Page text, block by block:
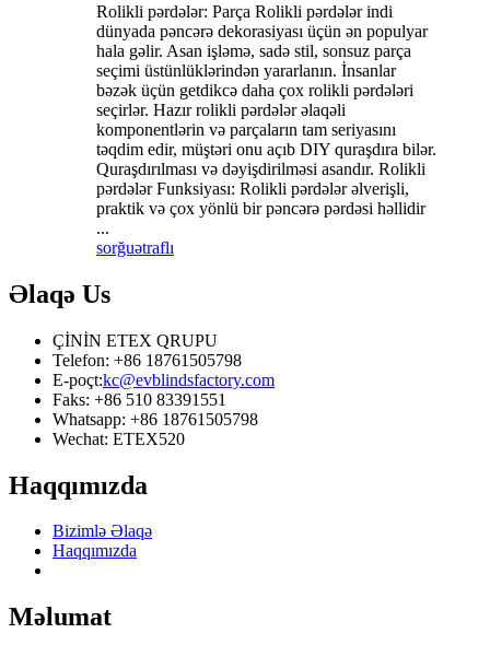
Rolikli pərdələr: Parça Rolikli pərdələr indi
dünyada pəncərə dekorasiyası üçün ən populyar
hala gəlir. Asan işləmə, sadə stil, sonsuz parça
seçimi üstünlüklərindən yararlanın. İnsanlar
bəzək üçün getdikcə daha çox rolikli pərdələri
seçirlər. Hazır rolikli pərdələr əlaqəli
komponentlərin və parçaların tam seriyasını
təqdim edir, müştəri onu açıb DIY quraşdıra bilər.
Quraşdırılması və dəyişdirilməsi asandır. Rolikli
pərdələr Funksiyası: Rolikli pərdələr əlverişli,
praktik və çox yönlü bir pəncərə pərdəsi həllidir
...
sorğuətraflı
Əlaqə Us
ÇİNİN ETEX QRUPU
Telefon: +86 18761505798
E-poçt:kc@evblindsfactory.com
Faks: +86 510 83391551
Whatsapp: +86 18761505798
Wechat: ETEX520
Haqqımızda
Bizimlə Əlaqə
Haqqımızda
Məlumat